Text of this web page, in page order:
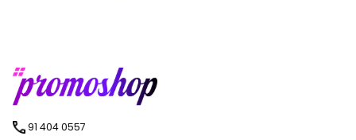
91 404 0557